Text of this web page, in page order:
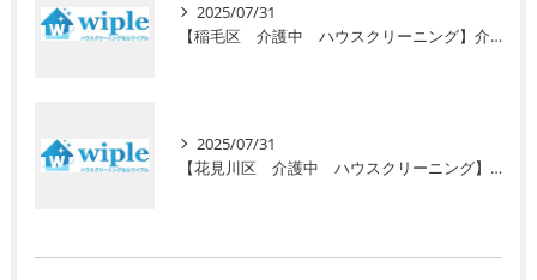
2025/07/31
【稲毛区 介護中 ハウスクリーニング】介護で忙しいあなたに初回お試し半額キャンペーン！安心の高齢者専門サービスで毎日の暮らしをサポート
2025/07/31
【花見川区 介護中 ハウスクリーニング】介護で忙しいあなたへ。初回半額キャンペーンで水回りのプロ清掃を体験しませんか？